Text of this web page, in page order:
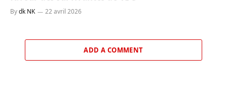
Bydk NK 22 avril 2026
ADD A COMMENT